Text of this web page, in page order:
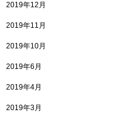
2019年12月
2019年11月
2019年10月
2019年6月
2019年4月
2019年3月